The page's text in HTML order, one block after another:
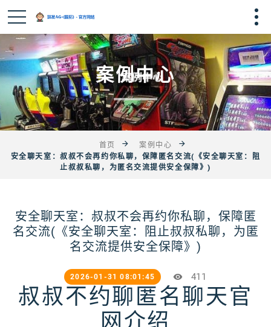
案例中心
首页
案例中心
安全聊天室：叔叔不会再约你私聊，保障匿名交流(《安全聊天室：阻
止叔叔私聊，为匿名交流提供安全保障》)
安全聊天室：叔叔不会再约你私聊，保障匿
名交流(《安全聊天室：阻止叔叔私聊，为匿
名交流提供安全保障》)
2026-01-31 08:01:45 411
叔叔不约聊匿名聊天官
网介绍